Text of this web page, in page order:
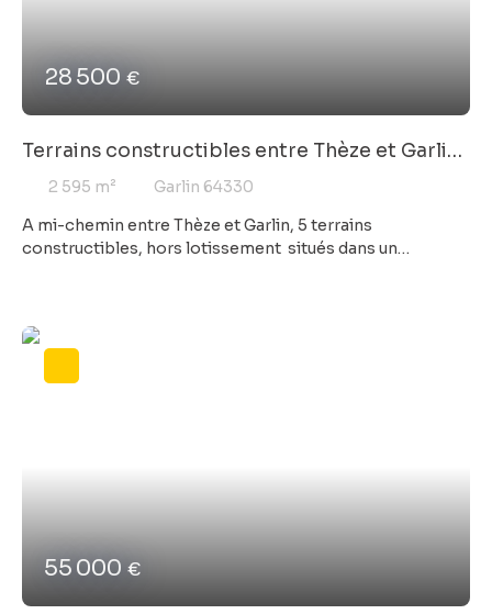
28 500 €
Terrains constructibles entre Thèze et Garlin
non viabilisés vue dégagée
2 595 m²
Garlin 64330
A mi-chemin entre Thèze et Garlin, 5 terrains
constructibles, hors lotissement situés dans un
individuel à prévoir, études de sol réalisées. Contactez
55 000 €